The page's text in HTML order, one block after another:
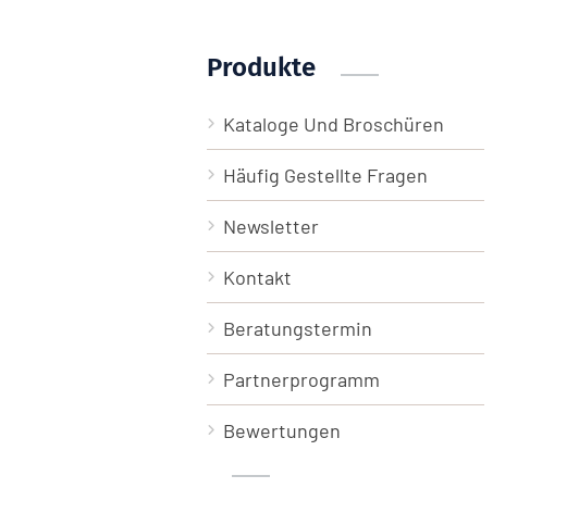
Produkte
Kataloge Und Broschüren
Häufig Gestellte Fragen
Newsletter
Kontakt
Beratungstermin
Partnerprogramm
Bewertungen